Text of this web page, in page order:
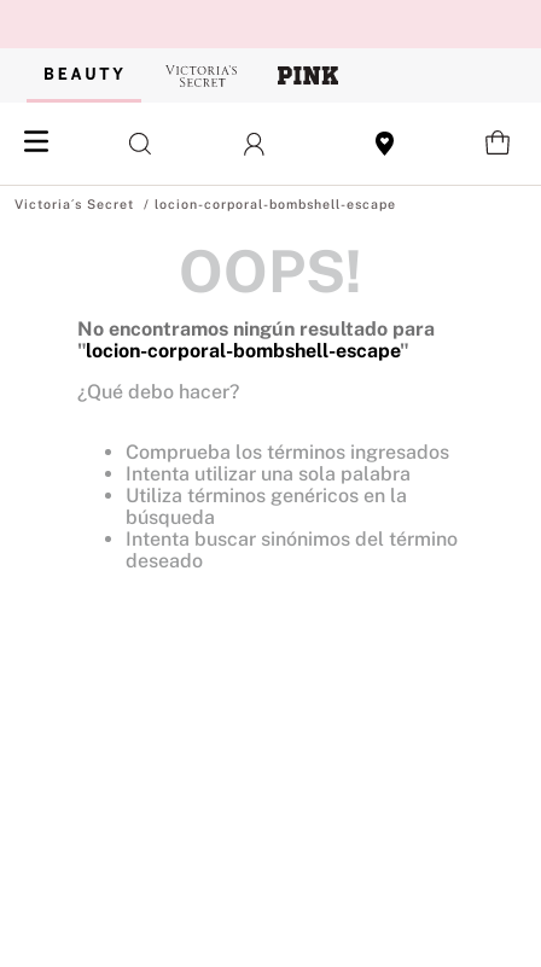
locion-corporal-bombshell-escape
OOPS!
No encontramos ningún resultado para
"locion-corporal-bombshell-escape"
¿Qué debo hacer?
Comprueba los términos ingresados
Intenta utilizar una sola palabra
Utiliza términos genéricos en la
búsqueda
Intenta buscar sinónimos del término
deseado